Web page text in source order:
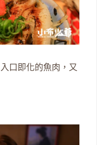
口即化的魚肉，又